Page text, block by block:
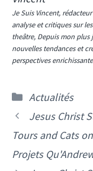
Je Suis Vincent,
analyse et critiques sur
theâtre, Depuis mon plus
nouvelles tendances et
perspectives
Catégories
Actualités
Jesus Christ
Tours and Cats
Projets